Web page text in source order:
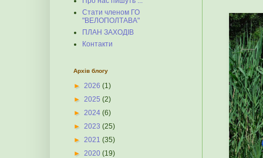
Стати членом ГО
"ВЕЛОПОЛТАВА"
ПЛАН ЗАХОДІВ
Контакти
Архів блогу
► 2026 (1)
► 2025 (2)
► 2024 (6)
► 2023 (25)
► 2021 (35)
► 2020 (19)